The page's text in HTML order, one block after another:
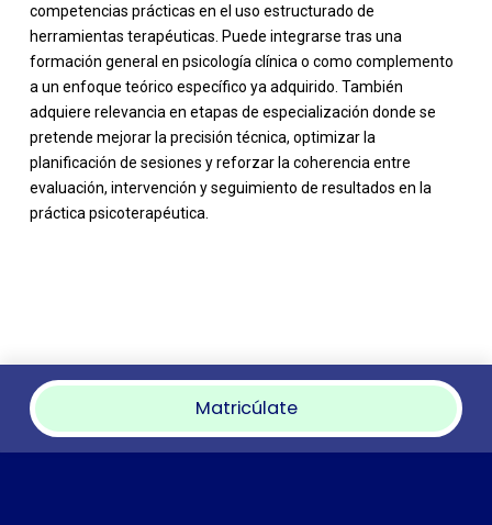
competencias prácticas en el uso estructurado de
herramientas terapéuticas. Puede integrarse tras una
formación general en psicología clínica o como complemento
a un enfoque teórico específico ya adquirido. También
adquiere relevancia en etapas de especialización donde se
pretende mejorar la precisión técnica, optimizar la
planificación de sesiones y reforzar la coherencia entre
evaluación, intervención y seguimiento de resultados en la
práctica psicoterapéutica.
Matricúlate